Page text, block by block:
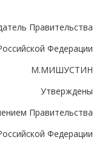
Правительства
Федерации
М.МИШУСТИН
Утверждены
Правительства
Федерации